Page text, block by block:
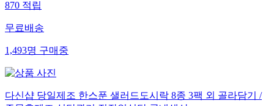
870적립
무료배송
1,493명구매중
다신샵 당일제조 한스푼 샐러드도시락 8종 3팩 외 골라담기 /